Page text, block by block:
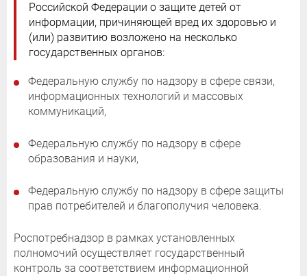
Российской Федерации о защите детей от
информации, причиняющей вред их здоровью и
(или) развитию возложено на несколько
государственных органов:
Федеральную службу по надзору в сфере связи,
информационных технологий и массовых
коммуникаций,
Федеральную службу по надзору в сфере
образования и науки,
Федеральную службу по надзору в сфере защиты
прав потребителей и благополучия человека.
Роспотребнадзор в рамках установленных
полномочий осуществляет государственный
контроль за соответствием информационной